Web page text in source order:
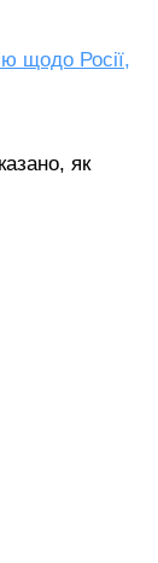
щодо Росії,
як